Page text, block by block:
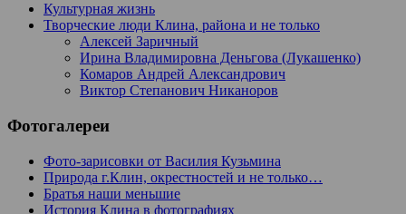
Культурная жизнь
Творческие люди Клина, района и не только
Алексей Заричный
Ирина Владимировна Деньгова (Лукашенко)
Комаров Андрей Александрович
Виктор Степанович Никаноров
Фотогалереи
Фото-зарисовки от Василия Кузьмина
Природа г.Клин, окрестностей и не только…
Братья наши меньшие
История Клина в фотографиях